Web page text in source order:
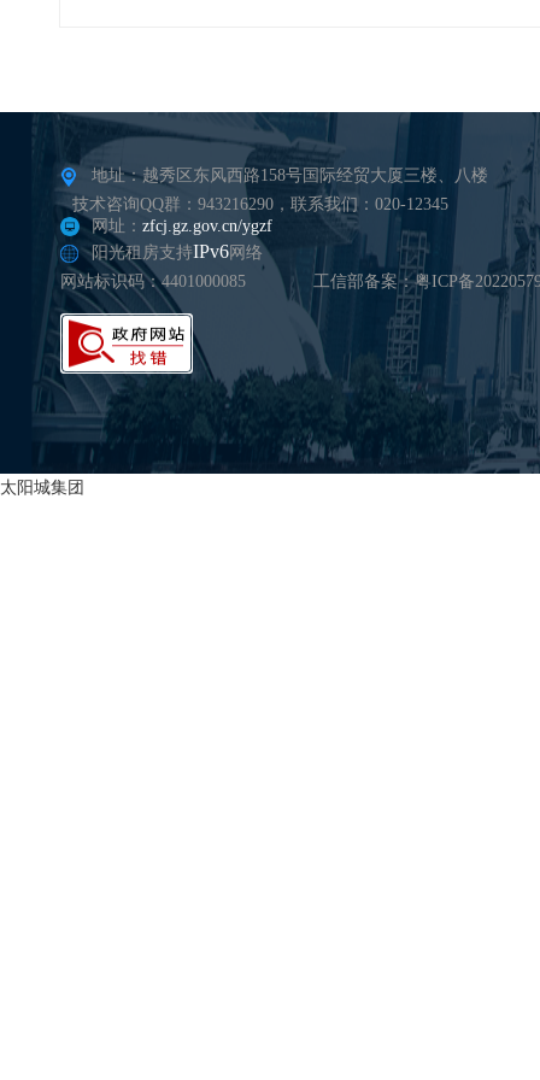
地址：越秀区东风西路158号国际经贸大厦三楼、八楼
技术咨询QQ群：943216290，联系我们：020-12345
网址： zfcj.gz.gov.cn/ygzf
阳光租房支持IPv6网络
网站标识码：4401000085
工信部备案：粤ICP备
太阳城集团